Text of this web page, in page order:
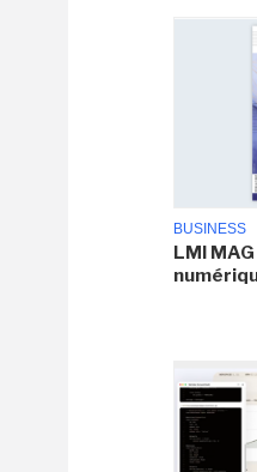
BUSINESS
LMI